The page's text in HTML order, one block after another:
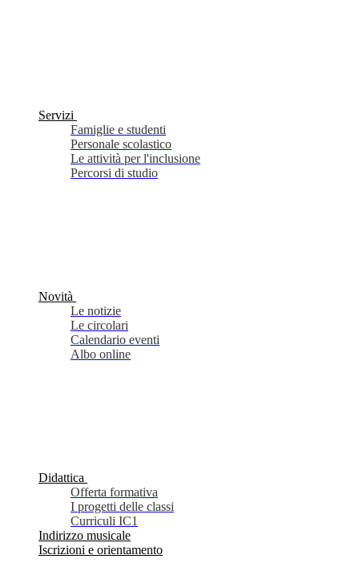
Servizi
Famiglie e studenti
Personale scolastico
Le attività per l'inclusione
Percorsi di studio
Novità
Le notizie
Le circolari
Calendario eventi
Albo online
Didattica
Offerta formativa
I progetti delle classi
Curriculi IC1
Indirizzo musicale
Iscrizioni e orientamento